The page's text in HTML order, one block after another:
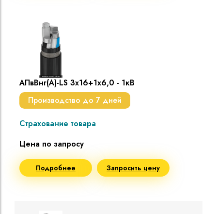
АПвВнг(A)-LS 3х16+1х6,0 - 1кВ
Производство до 7 дней
Страхование товара
Цена по запросу
Подробнее Запросить цену